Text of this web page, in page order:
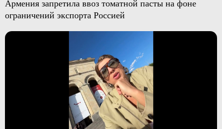
Армения запретила ввоз томатной пасты на фоне
ограничений экспорта Россией